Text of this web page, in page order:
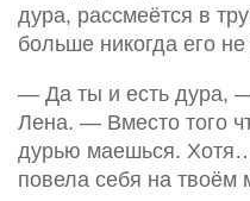
дура, рассмеётся в
больше никогда его не
— Да ты и есть дура, —
Лена. — Вместо того
дурью маешься.
повела себя на твоём